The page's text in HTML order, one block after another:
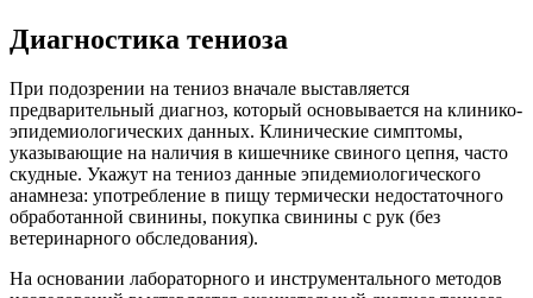
Диагностика тениоза
При подозрении на тениоз вначале выставляется
предварительный диагноз, который основывается на клинико-
эпидемиологических данных. Клинические симптомы,
указывающие на наличия в кишечнике свиного цепня, часто
скудные. Укажут на тениоз данные эпидемиологического
анамнеза: употребление в пищу термически недостаточного
обработанной свинины, покупка свинины с рук (без
ветеринарного обследования).
На основании лабораторного и инструментального методов